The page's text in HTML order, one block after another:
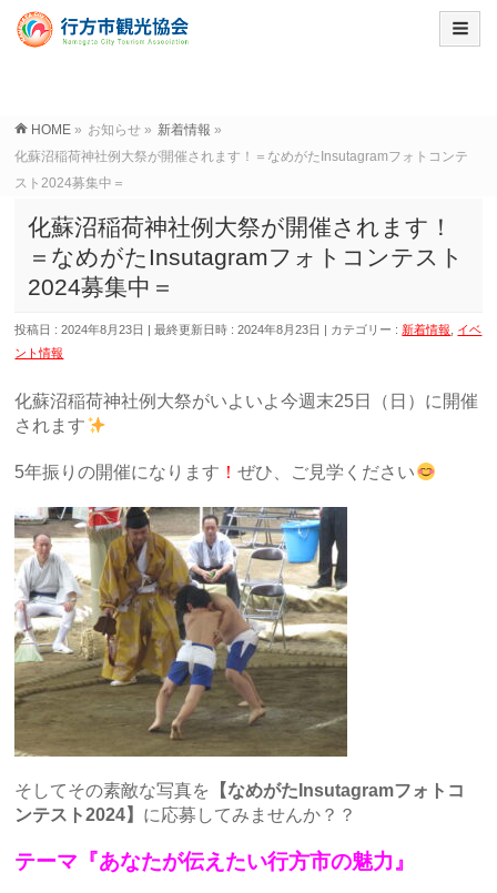
HOME » お知らせ » 新着情報 »
化蘇沼稲荷神社例大祭が開催されます！＝なめがたInsutagramフォトコンテ
スト2024募集中＝
化蘇沼稲荷神社例大祭が開催されます！
＝なめがたInsutagramフォトコンテスト
2024募集中＝
投稿日 : 2024年8月23日 最終更新日時 : 2024年8月23日 カテゴリー : 新着情報
イベ
ント情報
化蘇沼稲荷神社例大祭がいよいよ今週末25日（日）に開催
されます
5年振りの開催になります ！ぜひ、ご見学ください
そしてその素敵な写真を
【なめがたInsutagramフォトコ
ンテスト2024】 に応募してみませんか？？
テーマ『あなたが伝えたい行方市の魅力』